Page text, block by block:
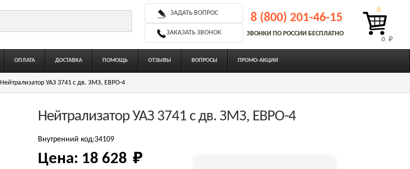
ЗАДАТЬ ВОПРОС
ЗАКАЗАТЬ ЗВОНОК
8 (800) 201-46-15
ЗВОНКИ ПО РОССИИ БЕСПЛАТНО
0 ₽
0
ОПЛАТА ДОСТАВКА ПОМОЩЬ ОТЗЫВЫ ВОПРОСЫ ПРОМО-АКЦИИ
Нейтрализатор УАЗ 3741 с дв. ЗМЗ, ЕВРО-4
Нейтрализатор УАЗ 3741 с дв. ЗМЗ, ЕВРО-4
Внутренний код:34109
Цена: 18 628 ₽